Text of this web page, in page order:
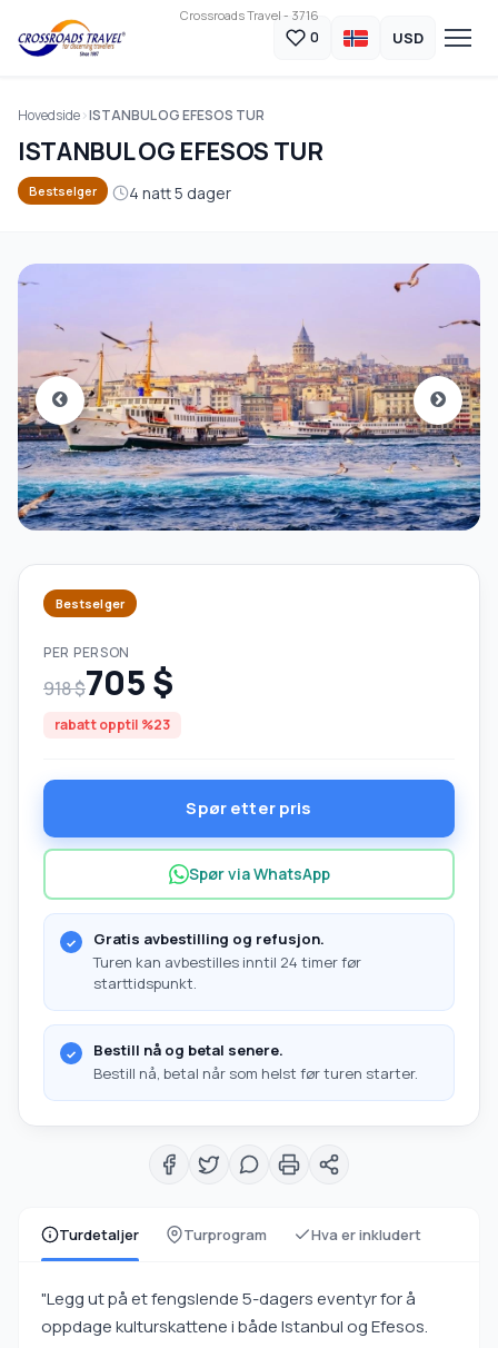
Crossroads Travel - 3716
0 USD
Hovedside ISTANBUL OG EFESOS TUR
ISTANBUL OG EFESOS TUR
Bestselger 4 natt 5 dager
Turdetaljer Turprogram Hva er inkludert
"Legg ut på et fengslende 5-dagers eventyr for å
oppdage kulturskattene i både Istanbul og Efesos.
Bestselger
PER PERSON
918 $705 $
rabatt opptil %23
Spør etter pris
Spør via WhatsApp
Gratis avbestilling og refusjon.
Turen kan avbestilles inntil 24 timer før
starttidspunkt.
Bestill nå og betal senere.
Bestill nå, betal når som helst før turen starter.